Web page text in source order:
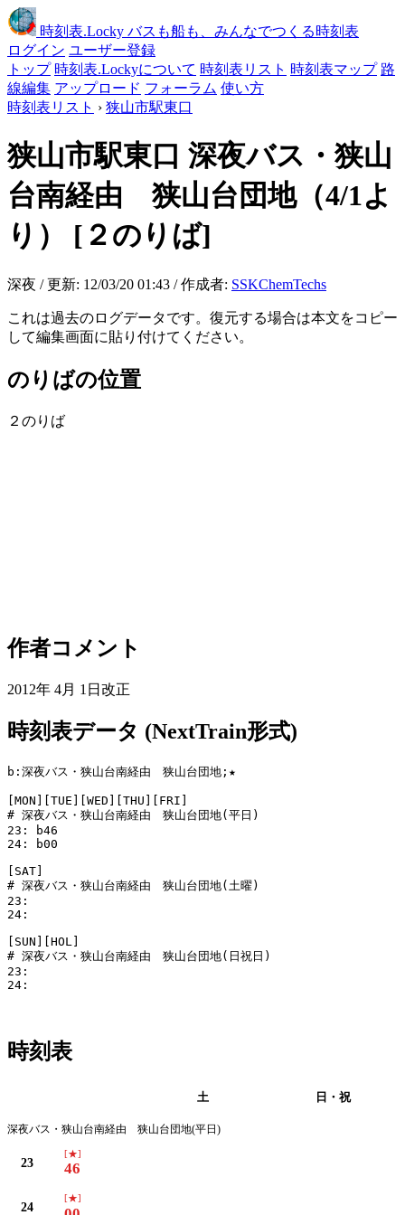
時刻表.Locky バスも船も、みんなでつくる時刻表
ログイン ユーザー登録
トップ 時刻表.Lockyについて 時刻表リスト 時刻表マップ 路
線編集 アップロード フォーラム 使い方
時刻表リスト › 狭山市駅東口
狭山市駅東口 深夜バス・狭山
台南経由 狭山台団地（4/1よ
り）
[２のりば]
深夜 / 更新: 12/03/20 01:43 / 作成者: SSKChemTechs
これは過去のログデータです。復元する場合は本文をコピー
して編集画面に貼り付けてください。
のりばの位置
２のりば
作者コメント
2012年 4月 1日改正
時刻表データ (NextTrain形式)
b:深夜バス・狭山台南経由　狭山台団地;★
[MON][TUE][WED][THU][FRI]
# 深夜バス・狭山台南経由　狭山台団地(平日)
23: b46
24: b00
[SAT]
# 深夜バス・狭山台南経由　狭山台団地(土曜)
23:
24:
[SUN][HOL]
# 深夜バス・狭山台南経由　狭山台団地(日祝日)
23:
24:
時刻表
土 日・祝
深夜バス・狭山台南経由 狭山台団地(平日)
23
[★]
46
24
[★]